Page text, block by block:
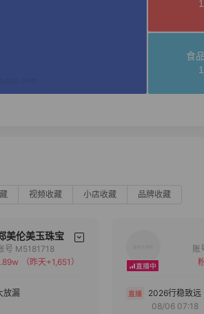
视频收藏 小店收藏 品牌收藏
美伦美玉珠宝
备注
分组
账号 M5181718
（昨天+1,651）
放漏
2026行稳致远
08/06 07:18